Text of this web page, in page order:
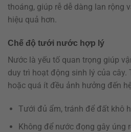
thoáng, giúp rễ dễ dàng lan rộng
hiệu quả hơn.
Chế độ tưới nước hợp lý
Nước là yếu tố quan trọng giúp
duy trì hoạt động sinh lý của cây.
hoặc quá ít đều ảnh hưởng đến
Tưới đủ ẩm, tránh để đất khô
Không để nước đọng gây úng